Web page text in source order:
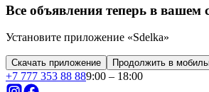
Все объявления теперь в вашем
Установите приложение «Sdelka»
Скачать приложение Продолжить в
+7 777 353 88 889:00 – 18:00